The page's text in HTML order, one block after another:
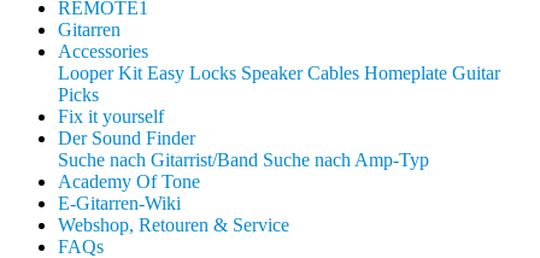
REMOTE1
Gitarren
Accessories
Looper Kit Easy Locks Speaker Cables Homeplate Guitar
Picks
Fix it yourself
Der Sound Finder
Suche nach Gitarrist/Band Suche nach Amp-Typ
Academy Of Tone
E-Gitarren-Wiki
Webshop, Retouren & Service
FAQs